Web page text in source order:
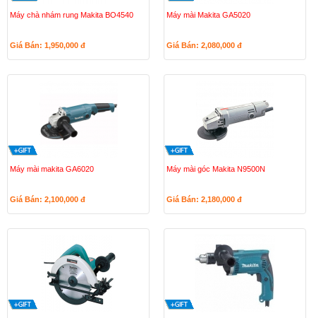
Máy chà nhám rung Makita BO4540
Giá Bán: 1,950,000 đ
Máy mài Makita GA5020
Giá Bán: 2,080,000 đ
Máy mài makita GA6020
Giá Bán: 2,100,000 đ
Máy mài góc Makita N9500N
Giá Bán: 2,180,000 đ